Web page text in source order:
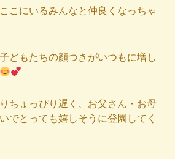
こにいるみんなと仲良くなっちゃ
どもたちの顔つきがいつもに増し
ちょっぴり遅く、お父さん・お母
でとっても嬉しそうに登園してく